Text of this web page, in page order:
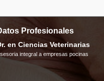
Profesionales
en Ciencias Veterinarias
integral a empresas pocinas